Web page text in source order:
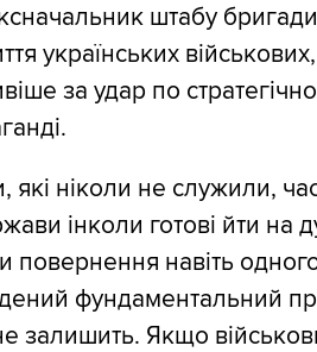
штабу
українських
за удар по
ніколи не служили,
інколи готові йти на
повернення навіть
фундаментальний
залишить. Якщо